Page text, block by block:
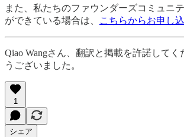
また、私たちのファウンダーズコミュニ
ができている場合は、
こちらからお申し
Qiao Wangさん、翻訳と掲載を許諾してく
うございました。
1
シェア